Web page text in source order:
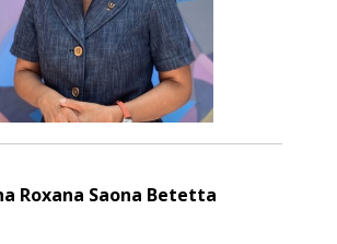
Roxana Saona Betetta